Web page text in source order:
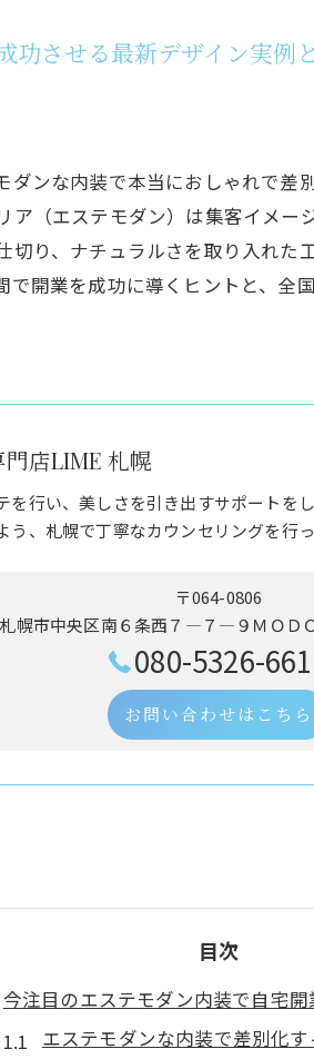
功させる最新デザイン実例
ンな内装で本当におしゃれで
（エステモダン）は集客イメ
り、ナチュラルさを取り入れ
開業を成功に導くヒントと、
店LIME 札幌
を行い、美しさを引き出すサポートを
、札幌で丁寧なカウンセリングを行っ
〒064-0806
幌市中央区南６条西７―７―９ＭＯ
080-5326-
お問い合わせはこちら
目次
今注目のエステモダン内装で自宅開
エステモダンな内装で差別化す